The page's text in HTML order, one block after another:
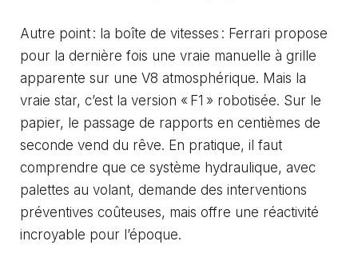
Autre point : la boîte de vitesses : Ferrari propose
pour la dernière fois une vraie manuelle à grille
apparente sur une V8 atmosphérique. Mais la
vraie star, c’est la version « F1 » robotisée. Sur le
papier, le passage de rapports en centièmes de
seconde vend du rêve. En pratique, il faut
comprendre que ce système hydraulique, avec
palettes au volant, demande des interventions
préventives coûteuses, mais offre une réactivité
incroyable pour l’époque.